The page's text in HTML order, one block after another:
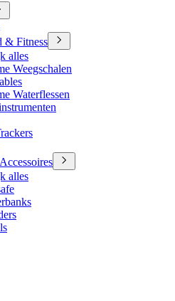
& Fitness
alles
Weegschalen
Waterflessen
alles